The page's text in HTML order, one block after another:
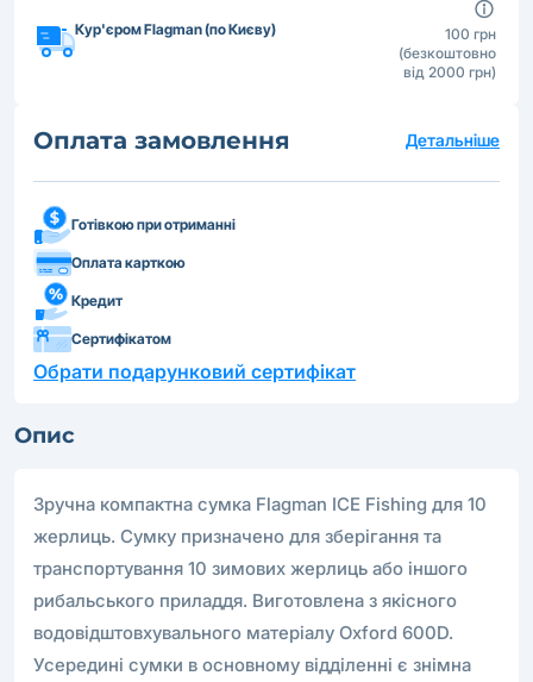
Кур'єром Flagman (по Києву)
100 грн
(безкоштовно
від 2000 грн)
Оплата замовлення Детальніше
Готівкою при отриманні
Оплата карткою
Кредит
Сертифікатом
Обрати подарунковий сертифікат
Опис
Зручна компактна сумка Flagman ICE Fishing для 10
жерлиць. Сумку призначено для зберігання та
транспортування 10 зимових жерлиць або іншого
рибальського приладдя. Виготовлена з якісного
водовідштовхувального матеріалу Oxford 600D.
Усередині сумки в основному відділенні є знімна